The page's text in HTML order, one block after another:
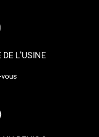
DE L'USINE